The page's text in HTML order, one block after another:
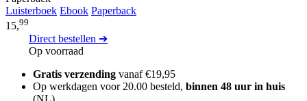
Luisterboek Ebook Paperback
15,99
Direct bestellen ➔
Op voorraad
Gratis verzending vanaf €19,95
Op werkdagen voor 20.00 besteld, binnen 48 uur in huis
(NL)